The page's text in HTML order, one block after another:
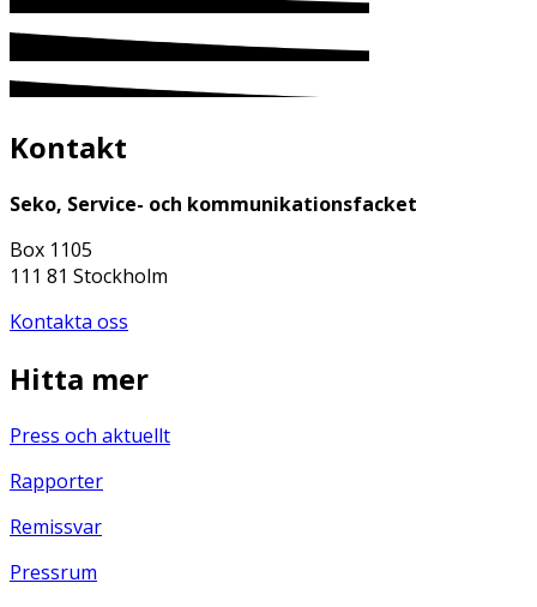
Kontakt
Seko, Service- och kommunikationsfacket
Box 1105
111 81 Stockholm
Kontakta oss
Hitta mer
Press och aktuellt
Rapporter
Remissvar
Pressrum